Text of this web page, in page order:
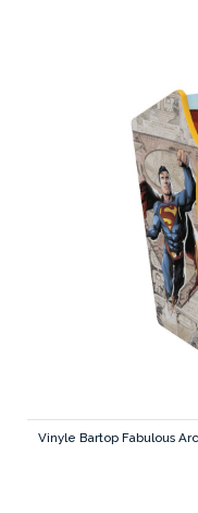
Vinyle Bartop Fabulous